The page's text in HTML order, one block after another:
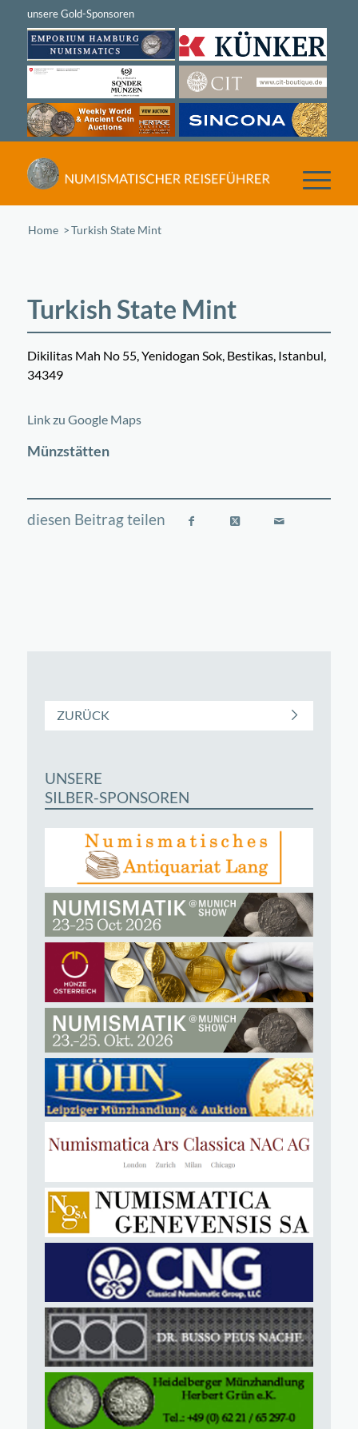
Home /Turkish State Mint
Turkish State Mint
Dikilitas Mah No 55, Yenidogan Sok, Bestikas, Istanbul,
34349
+
Link zu Google Maps
Münzstätten
ZURÜCK
UNSERE
SILBER-SPONSOREN